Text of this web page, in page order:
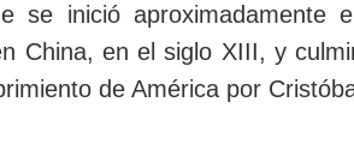
se inició aproximadamente
China, en el siglo XIII, y
de América por